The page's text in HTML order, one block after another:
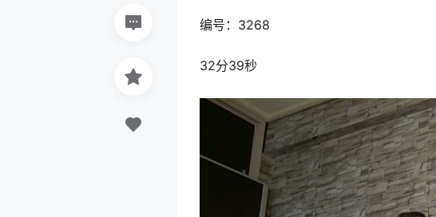
编号：3268
32分39秒